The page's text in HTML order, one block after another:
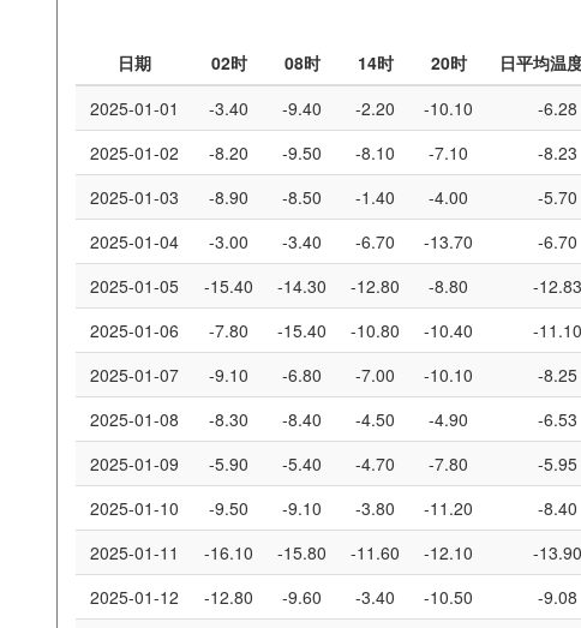
日期 日平均温
02时 08时 14时 20时
2025-01-01
-3.40 -9.40 -2.20 -10.10 -6.28
2025-01-02
-8.20 -9.50 -8.10 -7.10 -8.23
2025-01-03
-8.90 -8.50 -1.40 -4.00 -5.70
2025-01-04
-3.00 -3.40 -6.70 -13.70 -6.70
2025-01-05
-15.40 -14.30 -12.80 -8.80 -12.83
2025-01-06
-7.80 -15.40 -10.80 -10.40 -11.10
2025-01-07
-9.10 -6.80 -7.00 -10.10 -8.25
2025-01-08
-8.30 -8.40 -4.50 -4.90 -6.53
2025-01-09
-5.90 -5.40 -4.70 -7.80 -5.95
2025-01-10
-9.50 -9.10 -3.80 -11.20 -8.40
2025-01-11
-16.10 -15.80 -11.60 -12.10 -13.90
2025-01-12
-12.80 -9.60 -3.40 -10.50 -9.08